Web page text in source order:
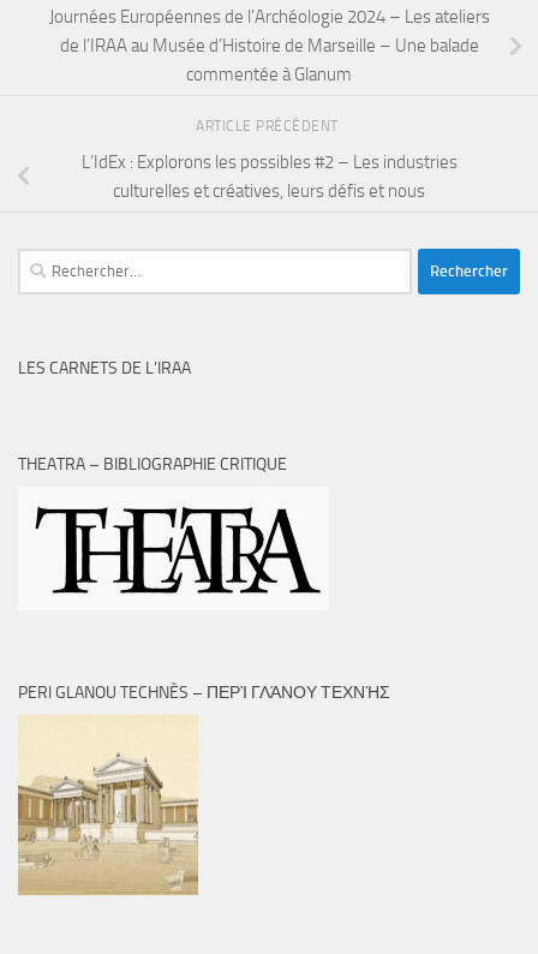
Journées Européennes de l’Archéologie 2024 – Les ateliers
de l’IRAA au Musée d’Histoire de Marseille – Une balade
commentée à Glanum
ARTICLE PRÉCÉDENT
L’IdEx : Explorons les possibles #2 – Les industries
culturelles et créatives, leurs défis et nous
Rechercher :
LES CARNETS DE L’IRAA
THEATRA – BIBLIOGRAPHIE CRITIQUE
PERI GLANOU TECHNÈS – ΠΕΡῚ ΓΛΆΝΟΥ ΤΕΧΝῊΣ